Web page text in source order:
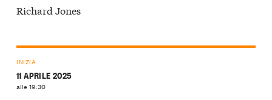
Richard Jones
INIZIA
11 APRILE 2025
alle 19:30